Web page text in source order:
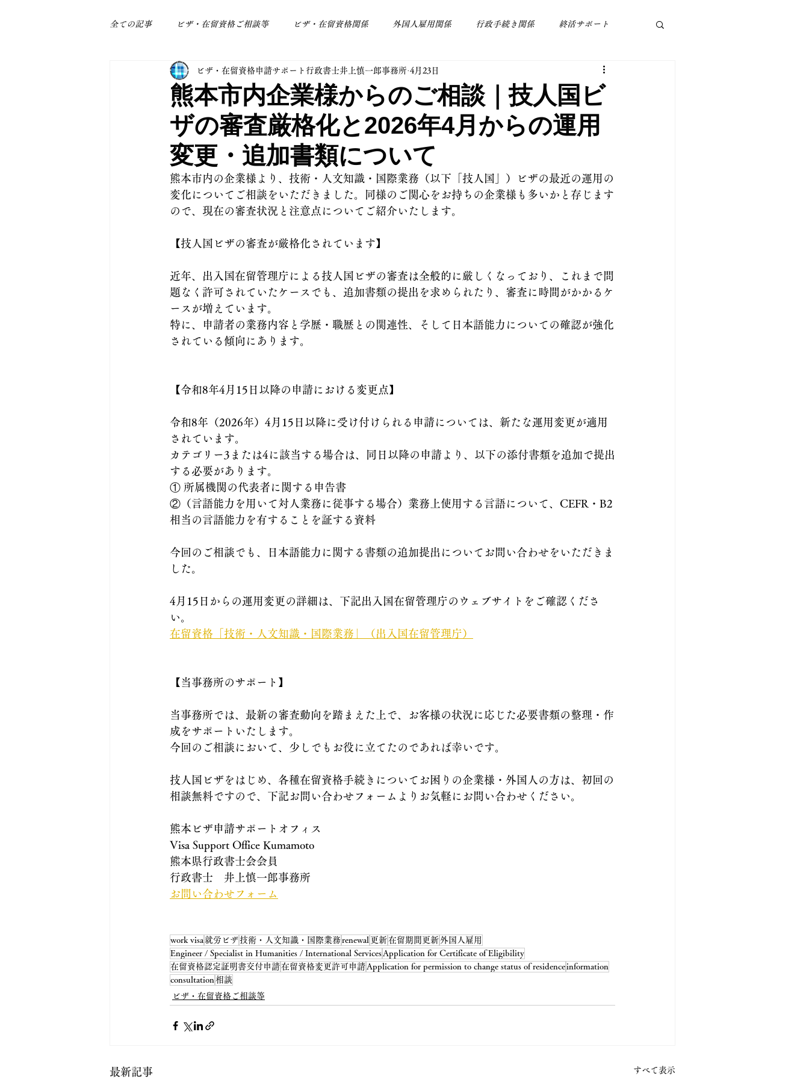
全ての記事 ビザ・在留資格ご相談等 ビザ・在留資格関係 外国人雇用関係 行政手続き関係 終活サポート
身近なトラブル 補助金関係 その他 会社設立関係
熊本市内企業様からのご相談｜技人国ビ
ザの審査厳格化と2026年4月からの運用
変更・追加書類について
ビザ・在留資格申請サポート行政書士井上慎一郎事務所 4月23日
熊本市内の企業様より、技術・人文知識・国際業務（以下「技人国」）ビザの最近の運用の
変化についてご相談をいただきました。同様のご関心をお持ちの企業様も多いかと存じます
ので、現在の審査状況と注意点についてご紹介いたします。
【技人国ビザの審査が厳格化されています】
近年、出入国在留管理庁による技人国ビザの審査は全般的に厳しくなっており、これまで問
題なく許可されていたケースでも、追加書類の提出を求められたり、審査に時間がかかるケ
ースが増えています。
特に、申請者の業務内容と学歴・職歴との関連性、そして日本語能力についての確認が強化
されている傾向にあります。
【令和8年4月15日以降の申請における変更点】
令和8年（2026年）4月15日以降に受け付けられる申請については、新たな運用変更が適用
されています。
カテゴリー3または4に該当する場合は、同日以降の申請より、以下の添付書類を追加で提出
する必要があります。
① 所属機関の代表者に関する申告書
②（言語能力を用いて対人業務に従事する場合）業務上使用する言語について、CEFR・B2
相当の言語能力を有することを証する資料
今回のご相談でも、日本語能力に関する書類の追加提出についてお問い合わせをいただきま
した。
4月15日からの運用変更の詳細は、下記出入国在留管理庁のウェブサイトをご確認くださ
い。
在留資格「技術・人文知識・国際業務」（出入国在留管理庁）
【当事務所のサポート】
当事務所では、最新の審査動向を踏まえた上で、お客様の状況に応じた必要書類の整理・作
成をサポートいたします。
今回のご相談において、少しでもお役に立てたのであれば幸いです。
技人国ビザをはじめ、各種在留資格手続きについてお困りの企業様・外国人の方は、初回の
相談無料ですので、下記お問い合わせフォームよりお気軽にお問い合わせください。
熊本ビザ申請サポートオフィス
Visa Support Office Kumamoto
熊本県行政書士会会員
行政書士　井上慎一郎事務所
お問い合わせフォーム
work visa 就労ビザ技術・人文知識・国際業務renewal 更新在留期間更新 外国人雇用
Engineer / Specialist in Humanities / International Services Application for Certificate of Eligibility
在留資格認定証明書交付申請在留資格変更許可申請 Application for permission to change status of residenceinformation
consultation 相談
ビザ・在留資格ご相談等
最新記事 すべて表示